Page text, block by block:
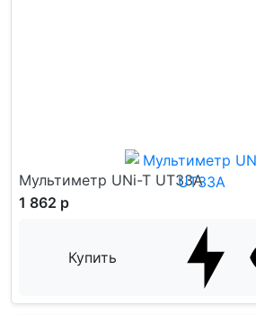
Мультиметр UNi-T UT33A
1 862 р
Купить